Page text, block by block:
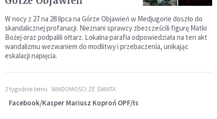
W nocy z 27 na 28 lipca na Górze Objawień w Medjugorie doszło do
skandalicznej profanacji. Nieznani sprawcy zbezcześcili figurę Matki
Bożej oraz podpalili ołtarz. Lokalna parafia odpowiedziała na ten akt
wandalizmu wezwaniem do modlitwy i przebaczenia, unikając
eskalacji napięcia.
2 tygodnie temu WIADOMOŚCI ZE ŚWIATA
Facebook/Kasper Mariusz Koproń OPF/łs